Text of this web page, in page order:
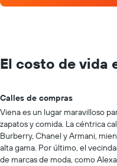
El costo de vida
Calles de compras
Viena es un lugar maravilloso
zapatos y comida. La céntrica
Burberry, Chanel y Armani,
alta gama. Por último, el
de marcas de moda, como